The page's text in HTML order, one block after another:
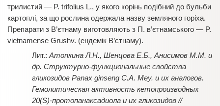
трилистий — P. trifolius L., у якого корінь подібний до бульби
картоплі, за що рослина одержала назву земляного горіха.
Препарати з В’єтнаму виготовляють з П. в’єтнамського — P.
vietnamense Grushv. (ендемік В’єтнаму).
Атопкина Л.Н., Шенцова Е.Б., Анисимов М.М. и
др. Структурно-функциональные свойства
гликозидов Panax ginseng C.A. Mey. и их аналогов.
Гемолитическая активность кетопроизводных
20(S)-протопанаксадиола и их гликозидов //